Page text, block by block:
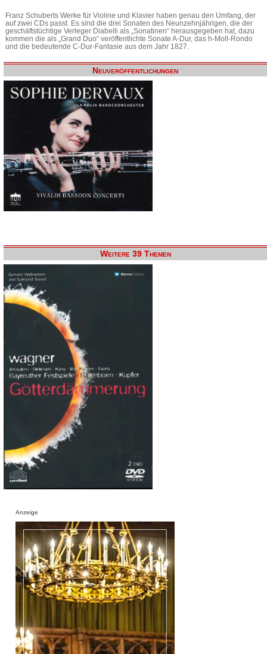
Franz Schuberts Werke für Violine und Klavier haben genau den Umfang, der
auf zwei CDs passt. Es sind die drei Sonaten des Neunzehnjährigen, die der
geschäftstüchtige Verleger Diabelli als „Sonatinen“ herausgegeben hat, dazu
kommen die als „Grand Duo“ veröffentlichte Sonate A-Dur, das h-Moll-Rondo
und die bedeutende C-Dur-Fantasie aus dem Jahr 1827.
Neuveröffentlichungen
Weitere 39 Themen
Anzeige